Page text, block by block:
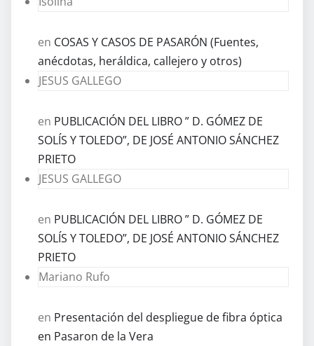
en COSAS Y CASOS DE PASARÓN (Fuentes,
anécdotas, heráldica, callejero y otros)
JESUS GALLEGO
en PUBLICACIÓN DEL LIBRO ” D. GÓMEZ DE
SOLÍS Y TOLEDO”, DE JOSÉ ANTONIO SÁNCHEZ
PRIETO
JESUS GALLEGO
en PUBLICACIÓN DEL LIBRO ” D. GÓMEZ DE
SOLÍS Y TOLEDO”, DE JOSÉ ANTONIO SÁNCHEZ
PRIETO
Mariano Rufo
en Presentación del despliegue de fibra óptica
en Pasaron de la Vera